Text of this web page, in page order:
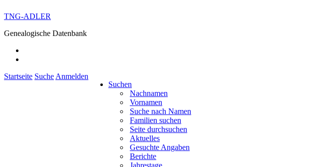
TNG-ADLER
Genealogische Datenbank
Startseite Suche Anmelden
Suchen
Nachnamen
Vornamen
Suche nach Namen
Familien suchen
Seite durchsuchen
Aktuelles
Gesuchte Angaben
Berichte
Jahrestage